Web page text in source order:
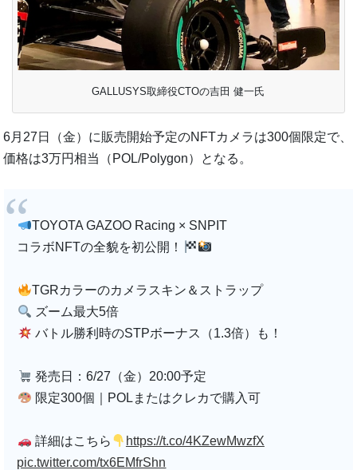
GALLUSYS取締役CTOの吉田 健一氏
6月27日（金）に販売開始予定のNFTカメラは300個限定で、
価格は3万円相当（POL/Polygon）となる。
TOYOTA GAZOO Racing × SNPIT
コラボNFTの全貌を初公開！
TGRカラーのカメラスキン＆ストラップ
ズーム最大5倍
バトル勝利時のSTPボーナス（1.3倍）も！
発売日：6/27（金）20:00予定
限定300個｜POLまたはクレカで購入可
詳細はこちら
https://t.co/4KZewMwzfX
pic.twitter.com/tx6EMfrShn